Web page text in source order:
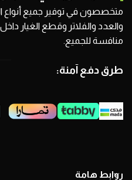
متخصصون في توفير جميع أنواع
والعدد والفلاتر وقطع الغيار
منافسة للجميع.
طرق دفع آمنة:
روابط هامة